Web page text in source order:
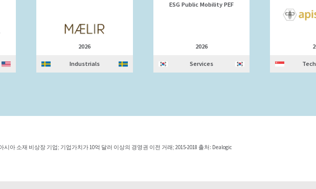
2026
Industrials
ESG Public Mobility PEF
2026
Services
아 소재 비상장 기업; 기업가치가 10억 달러 이상의 경영권 이전 거래; 2015-2018 출처: Dealogic